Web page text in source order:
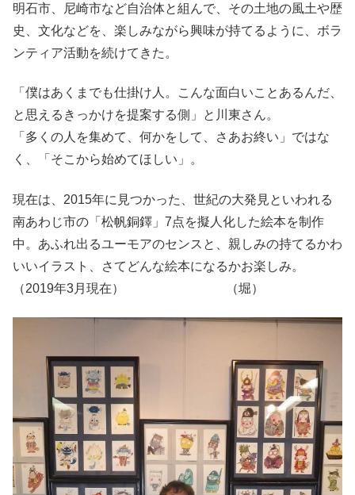
明石市、尼崎市など自治体と組んで、その土地の風土や歴
史、文化などを、楽しみながら興味が持てるように、ボラ
ンティア活動を続けてきた。
「僕はあくまでも仕掛け人。こんな面白いことあるんだ、
と思えるきっかけを提案する側」と川東さん。
「多くの人を集めて、何かをして、さあお終い」ではな
く、「そこから始めてほしい」。
現在は、2015年に見つかった、世紀の大発見といわれる
南あわじ市の「松帆銅鐸」7点を擬人化した絵本を制作
中。あふれ出るユーモアのセンスと、親しみの持てるかわ
いいイラスト、さてどんな絵本になるかお楽しみ。
（2019年3月現在） （堀）